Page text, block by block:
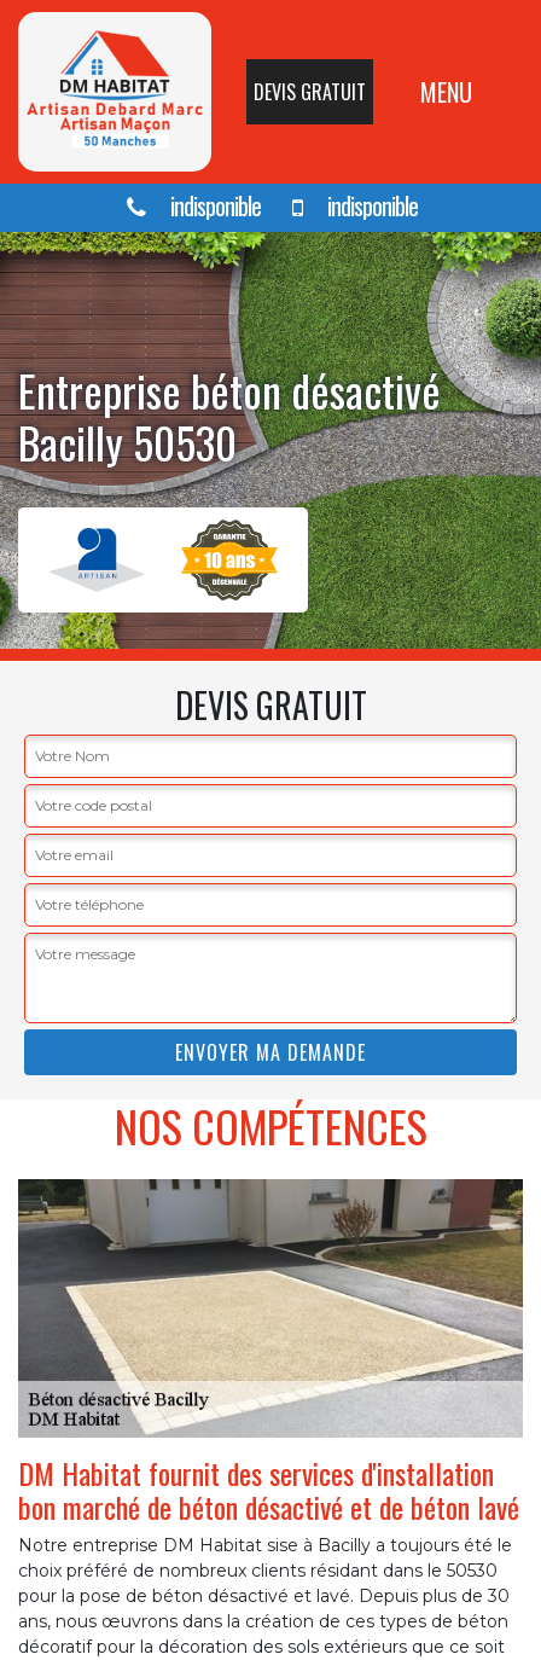
DEVIS GRATUIT MENU
indisponible indisponible
Entreprise béton désactivé
Bacilly 50530
DEVIS GRATUIT
NOS COMPÉTENCES
DM Habitat fournit des services d'installation
bon marché de béton désactivé et de béton lavé
Notre entreprise DM Habitat sise à Bacilly a toujours été le
choix préféré de nombreux clients résidant dans le 50530
pour la pose de béton désactivé et lavé. Depuis plus de 30
ans, nous œuvrons dans la création de ces types de béton
décoratif pour la décoration des sols extérieurs que ce soit